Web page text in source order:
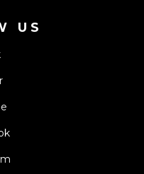
US